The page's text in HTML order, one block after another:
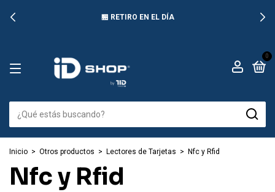
🏪 RETIRO EN EL DÍA
0
Inicio > Otros productos > Lectores de Tarjetas > Nfc y Rfid
Nfc y Rfid